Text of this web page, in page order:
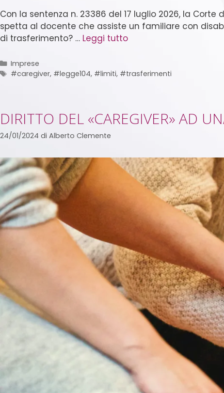
Con la sentenza n. 23386 del 17 luglio 2026, la
spetta al docente che assiste un familiare con
di trasferimento? … Leggi tutto
Imprese
#caregiver, #legge104, #limiti, #trasferimenti
DIRITTO DEL «CAREGIVER» AD
24/01/2024 di Alberto Clemente